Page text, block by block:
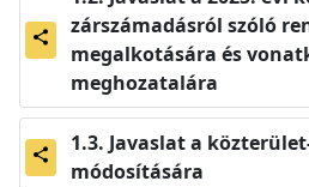
share
zárszámadásról szóló
megalkotására és
meghozatalára
share
Javaslat a
módosítására